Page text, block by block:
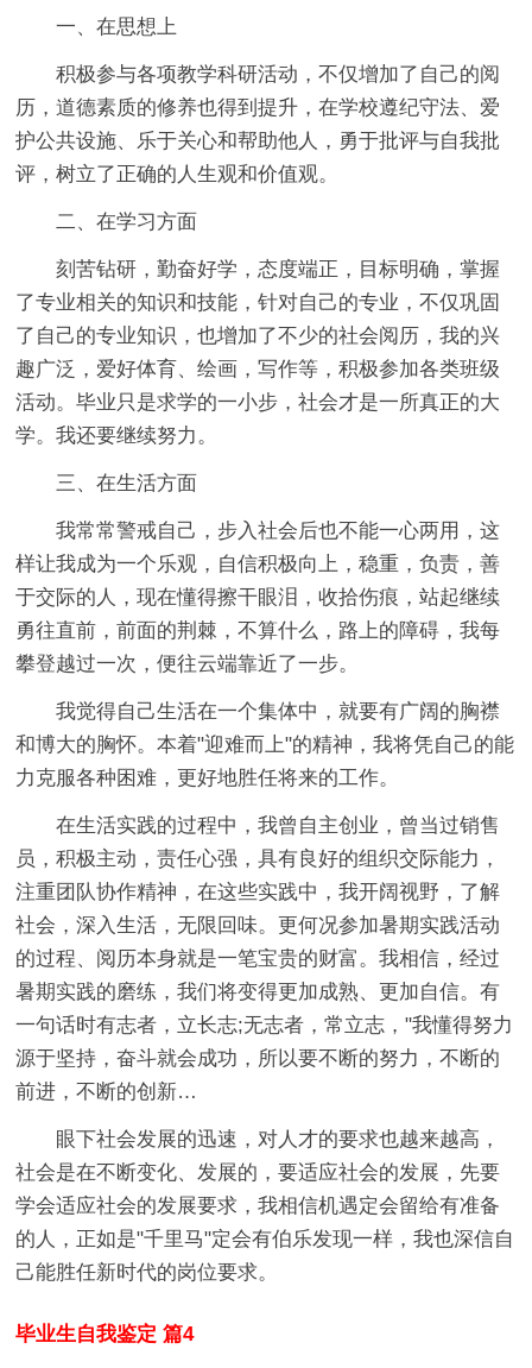
一、在思想上
积极参与各项教学科研活动，不仅增加了自己的阅
历，道德素质的修养也得到提升，在学校遵纪守法、爱
护公共设施、乐于关心和帮助他人，勇于批评与自我批
评，树立了正确的人生观和价值观。
二、在学习方面
刻苦钻研，勤奋好学，态度端正，目标明确，掌握
了专业相关的知识和技能，针对自己的专业，不仅巩固
了自己的专业知识，也增加了不少的社会阅历，我的兴
趣广泛，爱好体育、绘画，写作等，积极参加各类班级
活动。毕业只是求学的一小步，社会才是一所真正的大
学。我还要继续努力。
三、在生活方面
我常常警戒自己，步入社会后也不能一心两用，这
样让我成为一个乐观，自信积极向上，稳重，负责，善
于交际的人，现在懂得擦干眼泪，收拾伤痕，站起继续
勇往直前，前面的荆棘，不算什么，路上的障碍，我每
攀登越过一次，便往云端靠近了一步。
我觉得自己生活在一个集体中，就要有广阔的胸襟
和博大的胸怀。本着"迎难而上"的精神，我将凭自己的能
力克服各种困难，更好地胜任将来的工作。
在生活实践的过程中，我曾自主创业，曾当过销售
员，积极主动，责任心强，具有良好的组织交际能力，
注重团队协作精神，在这些实践中，我开阔视野，了解
社会，深入生活，无限回味。更何况参加暑期实践活动
的过程、阅历本身就是一笔宝贵的财富。我相信，经过
暑期实践的磨练，我们将变得更加成熟、更加自信。有
一句话时有志者，立长志;无志者，常立志，"我懂得努力
源于坚持，奋斗就会成功，所以要不断的努力，不断的
前进，不断的创新…
眼下社会发展的迅速，对人才的要求也越来越高，
社会是在不断变化、发展的，要适应社会的发展，先要
学会适应社会的发展要求，我相信机遇定会留给有准备
的人，正如是"千里马"定会有伯乐发现一样，我也深信自
己能胜任新时代的岗位要求。
毕业生自我鉴定 篇4